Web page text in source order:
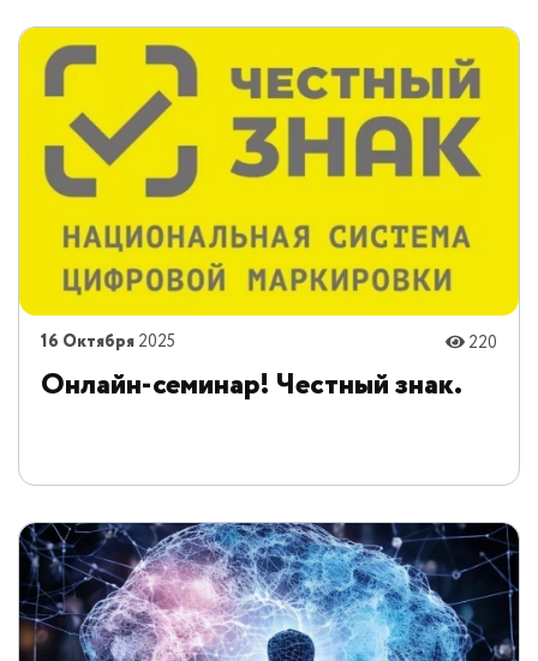
16 Октября 2025 220
Онлайн-семинар! Честный знак.